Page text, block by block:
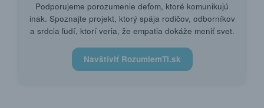
Podporujeme porozumenie deťom, ktoré komunikujú
inak. Spoznajte projekt, ktorý spája rodičov, odborníkov
a srdcia ľudí, ktorí veria, že empatia dokáže meniť svet.
Navštíviť RozumiemTi.sk